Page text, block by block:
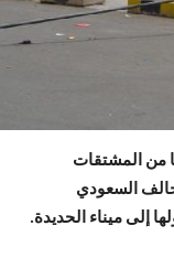
من المشتقات
السعودي
إلى ميناء الحديدة.